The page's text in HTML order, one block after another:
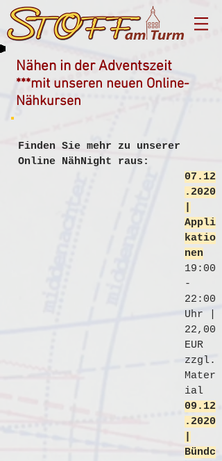
Nähen in der Adventszeit
***mit unseren neuen Online-
Nähkursen
Finden Sie mehr zu unserer
Online NähNight raus:
07.12
.2020
Appli
katio
nen
19:00
-
22:00
Uhr |
22,00
EUR
zzgl.
Mater
ial
09.12
.2020
Bündc